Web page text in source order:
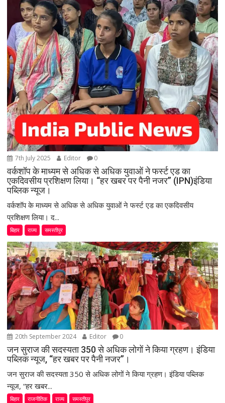
7th July 2025 Editor 0
वर्कशॉप के माध्यम से अधिक से अधिक युवाओं ने फर्स्ट एड का
एकदिवसीय प्रशिक्षण लिया। “हर खबर पर पैनी नजर” (IPN)इंडिया
पब्लिक न्यूज।
वर्कशॉप के माध्यम से अधिक से अधिक युवाओं ने फर्स्ट एड का एकदिवसीय
प्रशिक्षण लिया। द...
बिहार राज्य समस्तीपुर
20th September 2024 Editor 0
जन सुराज की सदस्यता 350 से अधिक लोगों ने किया ग्रहण। इंडिया
पब्लिक न्यूज, “हर खबर पर पैनी नजर”।
जन सुराज की सदस्यता 350 से अधिक लोगों ने किया ग्रहण। इंडिया पब्लिक
न्यूज, “हर खबर...
बिहार राजनीतिक राज्य समस्तीपुर